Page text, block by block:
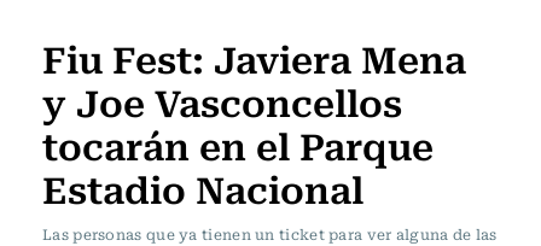
Fiu Fest: Javiera Mena
y Joe Vasconcellos
tocarán en el Parque
Estadio Nacional
Las personas que ya tienen un ticket para ver alguna de las